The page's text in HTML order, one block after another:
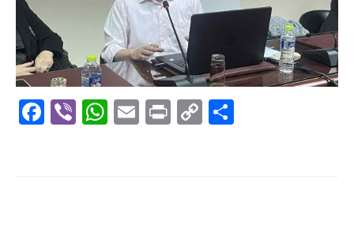
Facebook
ViberWhatsApp
EmailPrintCopy